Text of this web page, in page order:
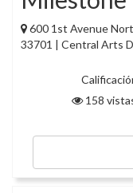
600 1st Avenue
33701 | Central Arts
158